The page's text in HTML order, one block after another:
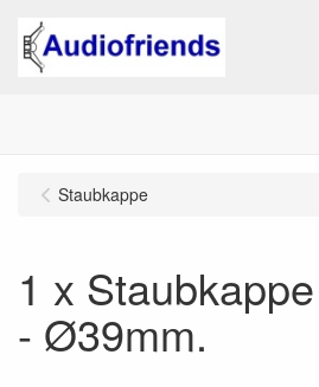
Staubkappe
1 x
- Ø39mm.